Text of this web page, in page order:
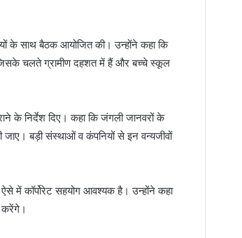
के साथ बैठक आयोजित की। उन्होंने कहा कि
जिसके चलते ग्रामीण दहशत में हैं और बच्चे स्कूल
के निर्देश दिए। कहा कि जंगली जानवरों के
जाए। बड़ी संस्थाओं व कंपनियों से इन वन्यजीवों
में कॉर्पोरेट सहयोग आवश्यक है। उन्होंने कहा
करेंगे।